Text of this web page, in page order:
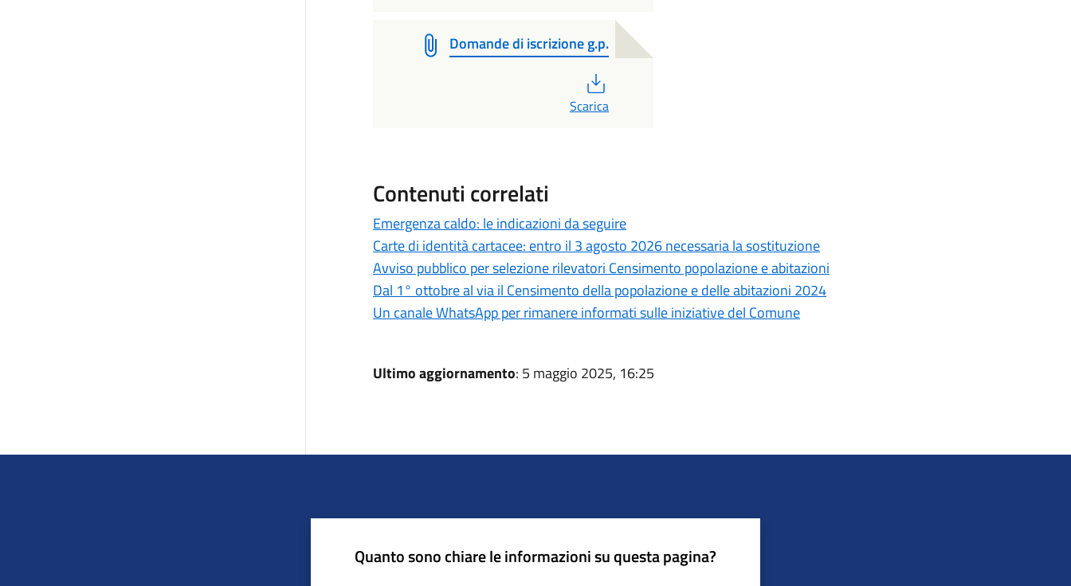
Domande di iscrizione g.p.
Scarica
Contenuti correlati
Emergenza caldo: le indicazioni da seguire
Carte di identità cartacee: entro il 3 agosto 2026 necessaria la sostituzione
Avviso pubblico per selezione rilevatori Censimento popolazione e abitazioni
Dal 1° ottobre al via il Censimento della popolazione e delle abitazioni 2024
Un canale WhatsApp per rimanere informati sulle iniziative del Comune
Ultimo aggiornamento: 5 maggio 2025, 16:25
Quanto sono chiare le informazioni su questa pagina?